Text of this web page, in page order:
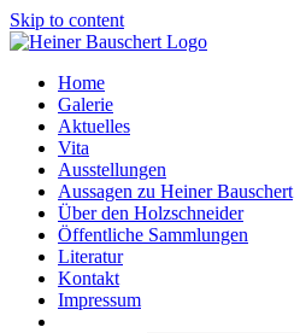
Skip to content
Home
Galerie
Aktuelles
Vita
Ausstellungen
Aussagen zu Heiner Bauschert
Über den Holzschneider
Öffentliche Sammlungen
Literatur
Kontakt
Impressum